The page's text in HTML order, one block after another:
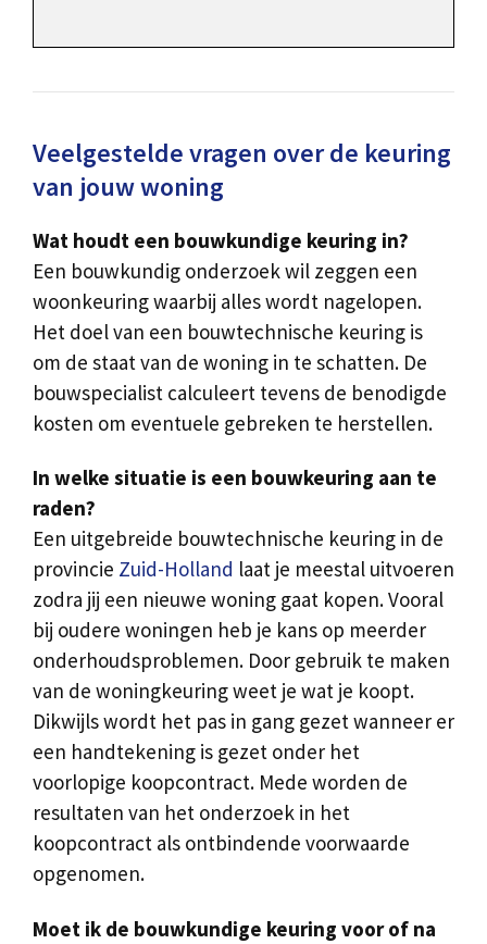
Veelgestelde vragen over de keuring
van jouw woning
Wat houdt een bouwkundige keuring in?
Een bouwkundig onderzoek wil zeggen een
woonkeuring waarbij alles wordt nagelopen.
Het doel van een bouwtechnische keuring is
om de staat van de woning in te schatten. De
bouwspecialist calculeert tevens de benodigde
kosten om eventuele gebreken te herstellen.
In welke situatie is een bouwkeuring aan te
raden?
Een uitgebreide bouwtechnische keuring in de
provincie Zuid-Holland laat je meestal uitvoeren
zodra jij een nieuwe woning gaat kopen. Vooral
bij oudere woningen heb je kans op meerder
onderhoudsproblemen. Door gebruik te maken
van de woningkeuring weet je wat je koopt.
Dikwijls wordt het pas in gang gezet wanneer er
een handtekening is gezet onder het
voorlopige koopcontract. Mede worden de
resultaten van het onderzoek in het
koopcontract als ontbindende voorwaarde
opgenomen.
Moet ik de bouwkundige keuring voor of na